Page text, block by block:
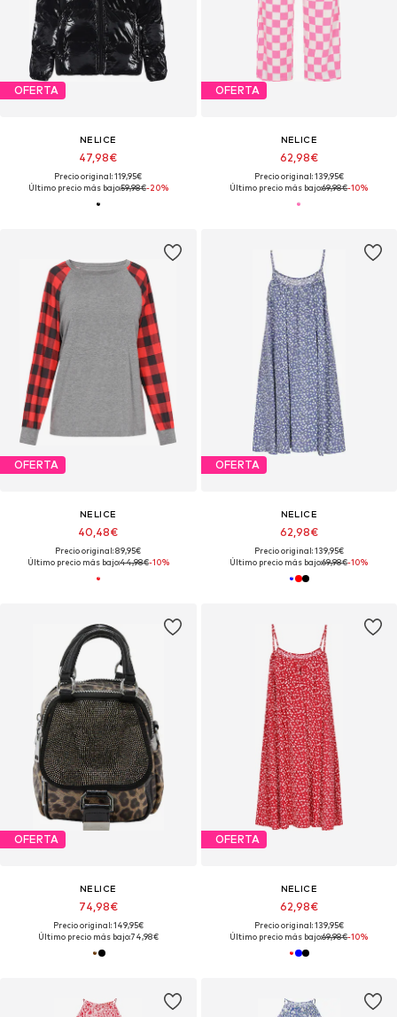
OFERTA
NELICE
47,98€
Precio original: 119,95€
Último precio más bajo:59,98€-20%
OFERTA
NELICE
62,98€
Precio original: 139,95€
Último precio más bajo:69,98€-10%
OFERTA
NELICE
40,48€
Precio original: 89,95€
Último precio más bajo:44,98€-10%
OFERTA
NELICE
62,98€
Precio original: 139,95€
Último precio más bajo:69,98€-10%
OFERTA
NELICE
74,98€
Precio original: 149,95€
Último precio más bajo:74,98€
OFERTA
NELICE
62,98€
Precio original: 139,95€
Último precio más bajo:69,98€-10%